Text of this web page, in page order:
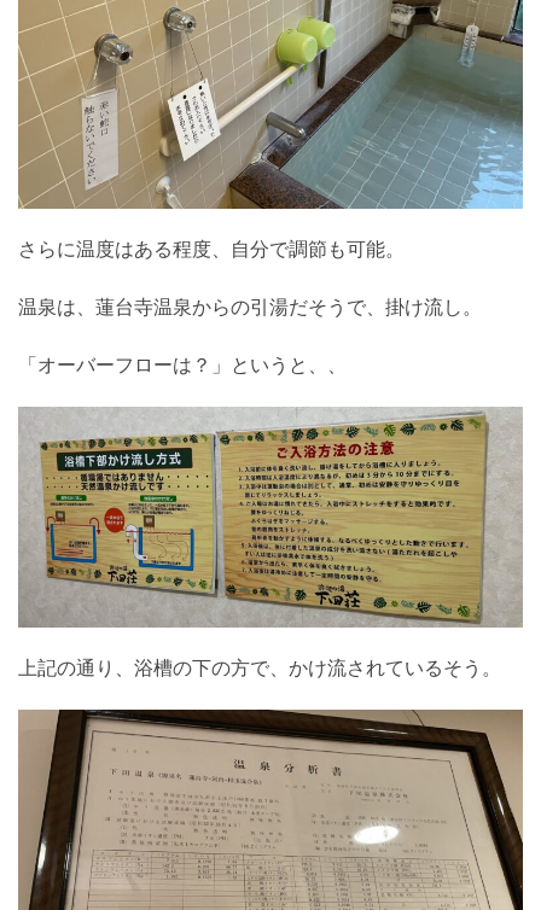
さらに温度はある程度、自分で調節も可能。
温泉は、蓮台寺温泉からの引湯だそうで、掛け流し。
「オーバーフローは？」というと、、
上記の通り、浴槽の下の方で、かけ流されているそう。